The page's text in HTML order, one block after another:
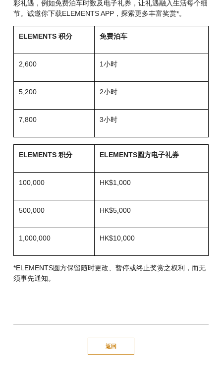
彩礼遇，例如免费泊车时数及电子礼券，让礼遇融入生活每个细
节。诚邀你下载ELEMENTS APP，探索更多丰富奖赏*。
ELEMENTS 积分 免费泊车
2,600 1小时
5,200 2小时
7,800 3小时
ELEMENTS 积分 ELEMENTS圆方电子礼券
100,000 HK$1,000
500,000 HK$5,000
1,000,000 HK$10,000
*ELEMENTS圆方保留随时更改、暂停或终止奖赏之权利，而无
须事先通知。
返回